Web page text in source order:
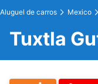
Aluguel de carros Mexico
Tuxtla